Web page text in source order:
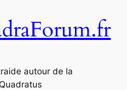
autour de la